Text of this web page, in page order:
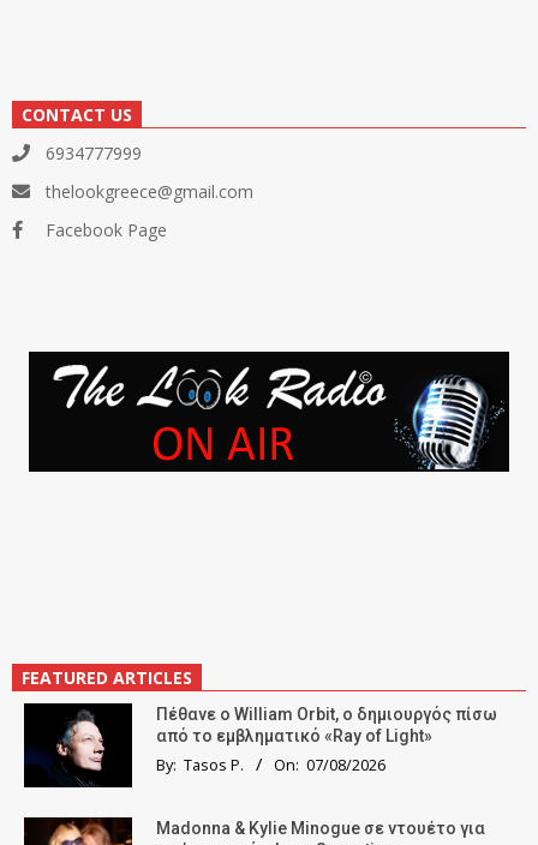
CONTACT US
6934777999
thelookgreece@gmail.com
Facebook Page
FEATURED ARTICLES
Πέθανε ο William Orbit, ο δημιουργός πίσω
από το εμβληματικό «Ray of Light»
By: Tasos P. On: 07/08/2026
Madonna & Kylie Minogue σε ντουέτο για